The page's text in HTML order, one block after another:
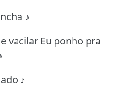
♪
vacilar Eu ponho pra
♪